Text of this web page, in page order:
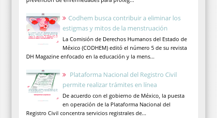
Codhem busca contribuir a eliminar los
estigmas y mitos de la menstruación
La Comisión de Derechos Humanos del Estado de
México (CODHEM) editó el número 5 de su revista
DH Magazine enfocado en la educación y la mens...
Plataforma Nacional del Registro Civil
permite realizar trámites en línea
De acuerdo con el gobierno de México, la puesta
en operación de la Plataforma Nacional del
Registro Civil concentra servicios registrales de...